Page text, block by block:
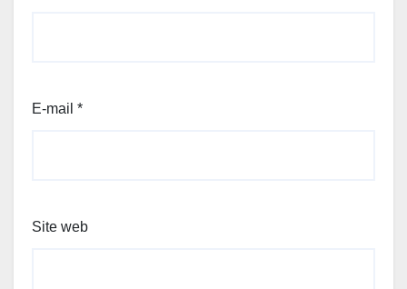
E-mail *
Site web